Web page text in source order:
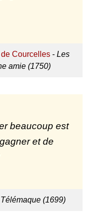
Courcelles -Les
amie (1750)
beaucoup est
et de
(1699)